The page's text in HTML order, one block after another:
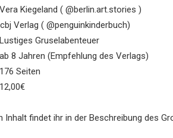
Kiegeland ( @berlin.art.stories )
Verlag ( @penguinkinderbuch)
Gruselabenteuer
8 Jahren (Empfehlung des Verlags)
Seiten
Inhalt findet ihr in der Beschreibung des